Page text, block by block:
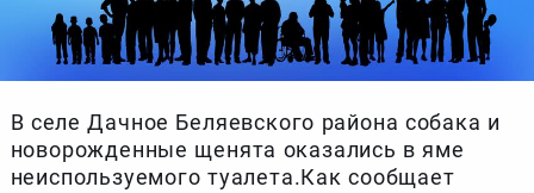
В селе Дачное Беляевского района собака и
новорожденные щенята оказались в яме
неиспользуемого туалета.Как сообщает